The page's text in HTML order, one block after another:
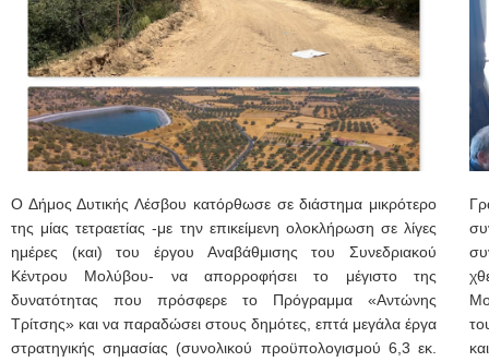
Ο Δήμος Δυτικής Λέσβου κατόρθωσε σε διάστημα μικρότερο
της μίας τετραετίας -με την επικείμενη ολοκλήρωση σε λίγες
ημέρες (και) του έργου Αναβάθμισης του Συνεδριακού
Κέντρου Μολύβου- να απορροφήσει το μέγιστο της
δυνατότητας που πρόσφερε το Πρόγραμμα «Αντώνης
Τρίτσης» και να παραδώσει στους δημότες, επτά μεγάλα έργα
στρατηγικής σημασίας (συνολικού προϋπολογισμού 6,3 εκ.